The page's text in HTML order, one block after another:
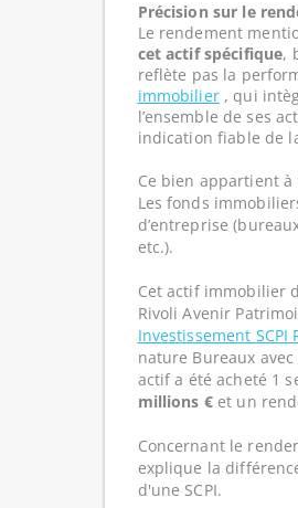
Précision sur le
Le rendement
cet actif spécifique,
reflète pas la
immobilier, qui
l’ensemble de ses
indication fiable de
Ce bien appartient
Les fonds
d’entreprise
etc.).
Cet actif immobilier
Rivoli Avenir
Investissement SCPI
nature Bureaux
actif a été acheté 1
millions €et un
Concernant le
explique la
d'une SCPI.